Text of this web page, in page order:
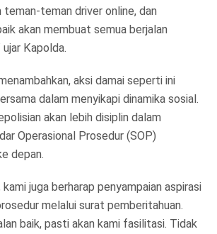
teman-teman driver online, dan
akan membuat semua berjalan
ujar Kapolda.
aksi damai seperti ini
dalam menyikapi dinamika sosial.
akan lebih disiplin dalam
Operasional Prosedur (SOP)
depan.
kami juga berharap penyampaian aspirasi
melalui surat pemberitahuan.
baik, pasti akan kami fasilitasi. Tidak